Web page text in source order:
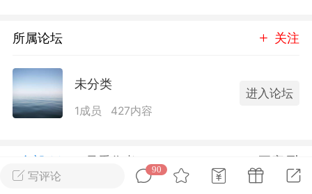
（附解析）
60篇外刊阅读搞定上海高
考必备核心词（附解析）
写评论
90
所属论坛 关注
未分类
1成员 427内容
进入论坛
全部 90 只看作者 正序